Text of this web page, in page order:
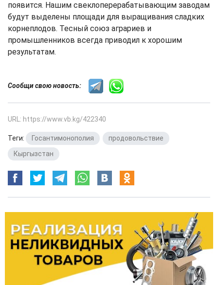
появится. Нашим свеклоперерабатывающим заводам
будут выделены площади для выращивания сладких
корнеплодов. Тесный союз аграриев и
промышленников всегда приводил к хорошим
результатам.
Сообщи свою новость:
URL: https://www.vb.kg/422340
Теги: Госантимонополия продовольствие
Кыргызстан